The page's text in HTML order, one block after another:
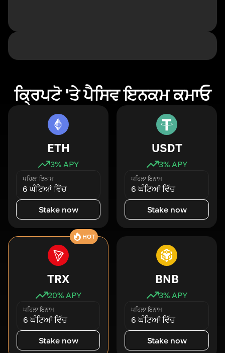
ਕ੍ਰਿਪਟੋ 'ਤੇ ਪੈਸਿਵ ਇਨਕਮ ਕਮਾਓ
ETH
3% APY
ਪਹਿਲਾ ਇਨਾਮ
6 ਘੰਟਿਆਂ ਵਿੱਚ
Stake now
USDT
3% APY
ਪਹਿਲਾ ਇਨਾਮ
6 ਘੰਟਿਆਂ ਵਿੱਚ
Stake now
HOT
TRX
20% APY
ਪਹਿਲਾ ਇਨਾਮ
6 ਘੰਟਿਆਂ ਵਿੱਚ
Stake now
BNB
3% APY
ਪਹਿਲਾ ਇਨਾਮ
6 ਘੰਟਿਆਂ ਵਿੱਚ
Stake now